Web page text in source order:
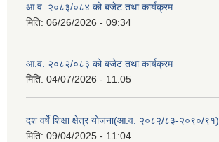
आ.व. २०८३/०८४ को बजेट तथा कार्यक्रम
मिति: 06/26/2026 - 09:34
आ.व. २०८२/०८३ को बजेट तथा कार्यक्रम
मिति: 04/07/2026 - 11:05
दश वर्षे शिक्षा क्षेत्र योजना(आ.व. २०८२/८३-२०९०/९१)
मिति: 09/04/2025 - 11:04